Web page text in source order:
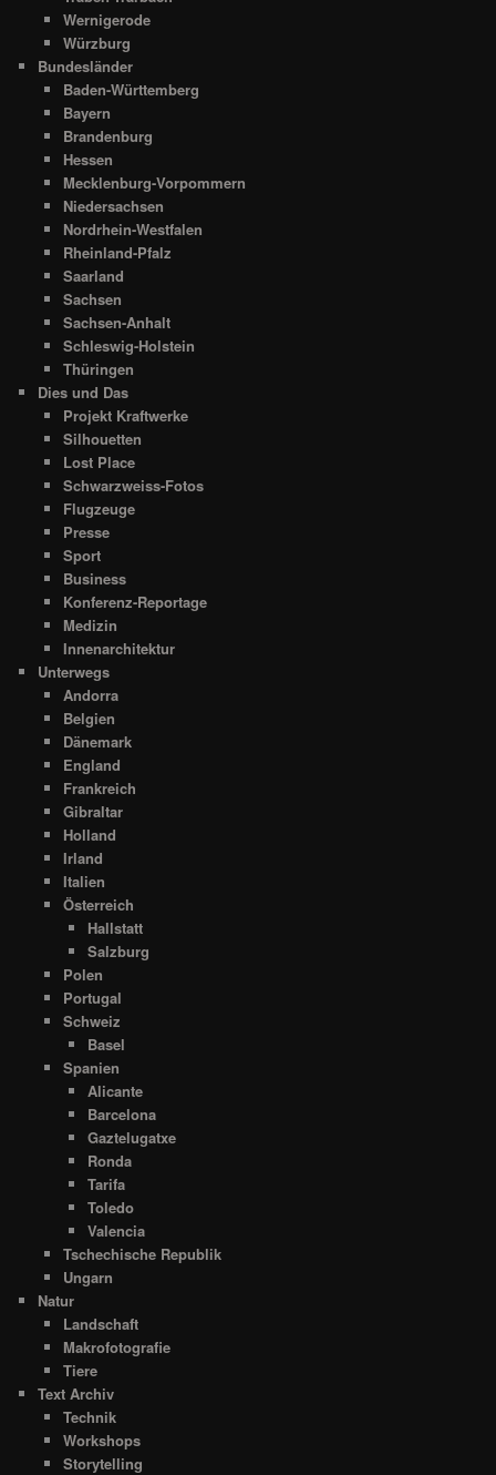
Wernigerode
Würzburg
Bundesländer
Baden-Württemberg
Bayern
Brandenburg
Hessen
Mecklenburg-Vorpommern
Niedersachsen
Nordrhein-Westfalen
Rheinland-Pfalz
Saarland
Sachsen
Sachsen-Anhalt
Schleswig-Holstein
Thüringen
Dies und Das
Projekt Kraftwerke
Silhouetten
Lost Place
Schwarzweiss-Fotos
Flugzeuge
Presse
Sport
Business
Konferenz-Reportage
Medizin
Innenarchitektur
Unterwegs
Andorra
Belgien
Dänemark
England
Frankreich
Gibraltar
Holland
Irland
Italien
Österreich
Hallstatt
Salzburg
Polen
Portugal
Schweiz
Basel
Spanien
Alicante
Barcelona
Gaztelugatxe
Ronda
Tarifa
Toledo
Valencia
Tschechische Republik
Ungarn
Natur
Landschaft
Makrofotografie
Tiere
Text Archiv
Technik
Workshops
Storytelling